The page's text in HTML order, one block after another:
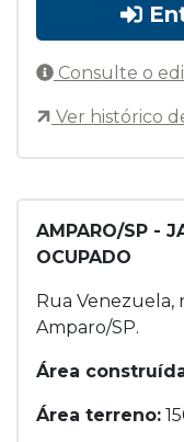
AMPARO/SP -
OCUPADO
Rua Venezuela,
Amparo/SP.
Área
Área terreno:
Consulte o
Ver histórico